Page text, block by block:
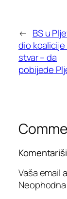
← BS u
dio koalicije
stvar – da
pobijede
Komentariši
Vaša email